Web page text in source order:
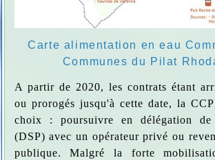
Carte alimentation en eau
Communes du Pilat
A partir de 2020, les contrats étant
ou prorogés jusqu'à cette date, la
choix : poursuivre en délégation
(DSP) avec un opérateur privé ou
publique. Malgré la forte